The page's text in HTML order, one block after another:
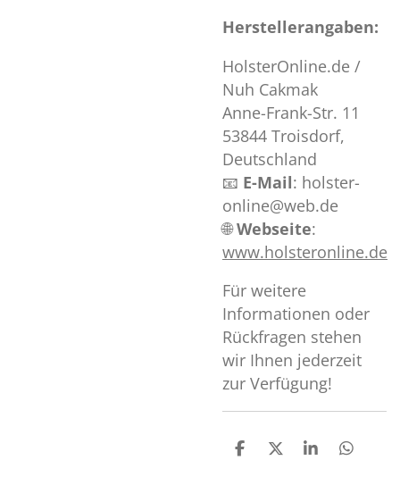
Herstellerangaben:
HolsterOnline.de /
Nuh Cakmak
Anne-Frank-Str. 11
53844 Troisdorf,
Deutschland
📧 E-Mail: holster-
online@web.de
🌐Webseite:
www.holsteronline.de
Für weitere
Informationen oder
Rückfragen stehen
wir Ihnen jederzeit
zur Verfügung!
T
T
T
T